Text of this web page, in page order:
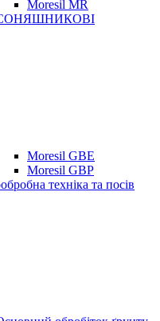
Moresil MR
Moresil GBE
Moresil GBP
техніка та посів